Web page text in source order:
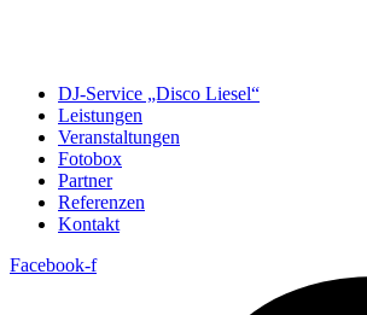
DJ-Service „Disco Liesel“
Leistungen
Veranstaltungen
Fotobox
Partner
Referenzen
Kontakt
Facebook-f